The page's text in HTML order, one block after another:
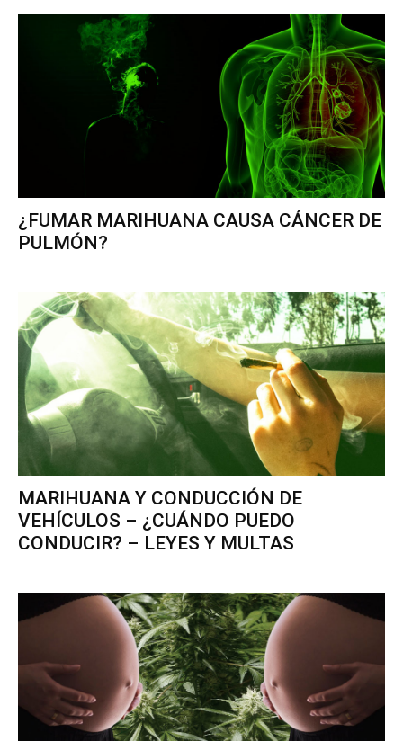
¿FUMAR MARIHUANA CAUSA CÁNCER DE
PULMÓN?
MARIHUANA Y CONDUCCIÓN DE
VEHÍCULOS – ¿CUÁNDO PUEDO
CONDUCIR? – LEYES Y MULTAS